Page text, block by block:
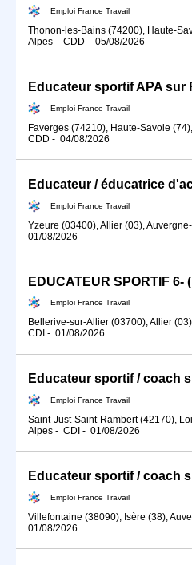
Emploi France Travail
Thonon-les-Bains (74200), Haute-
Alpes - CDD - 05/08/2026
Emploi France Travail
Faverges (74210), Haute-Savoie
CDD - 04/08/2026
Emploi France Travail
Yzeure (03400), Allier (03),
01/08/2026
EDUCATEUR SPORTIF 6-
Emploi France Travail
Bellerive-sur-Allier (03700), Allier
CDI - 01/08/2026
Educateur sportif / coach
Emploi France Travail
Saint-Just-Saint-Rambert (42170),
Alpes - CDI - 01/08/2026
Educateur sportif / coach
Emploi France Travail
Villefontaine (38090), Isère (38),
01/08/2026